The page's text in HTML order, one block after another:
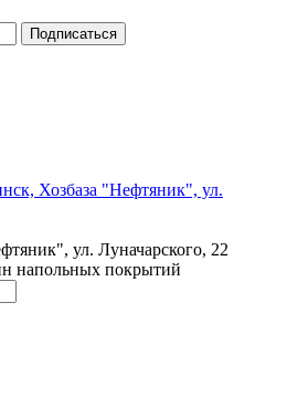
Хозбаза "Нефтяник", ул.
ул. Луначарского, 22
напольных покрытий